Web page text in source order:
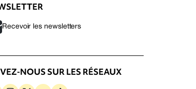
Recevoir les newsletters
NOUS SUR LES RÉSEAUX